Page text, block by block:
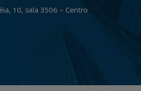
10, sala 3506 – Centro